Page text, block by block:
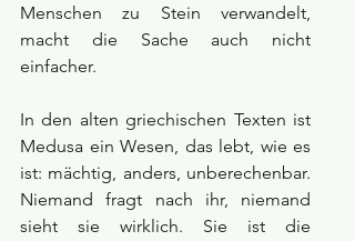
Menschen zu Stein verwandelt,
macht die Sache auch nicht
einfacher.
In den alten griechischen Texten ist
Medusa ein Wesen, das lebt, wie es
ist: mächtig, anders, unberechenbar.
Niemand fragt nach ihr, niemand
sieht sie wirklich. Sie ist die